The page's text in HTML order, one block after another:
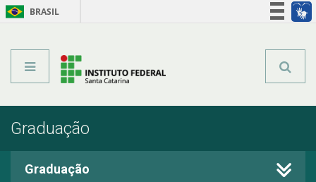
BRASIL
Graduação
Graduação